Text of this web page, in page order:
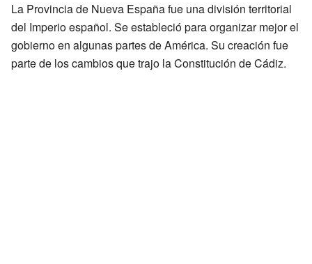
La Provincia de Nueva España fue una división territorial
del Imperio español. Se estableció para organizar mejor el
gobierno en algunas partes de América. Su creación fue
parte de los cambios que trajo la Constitución de Cádiz.